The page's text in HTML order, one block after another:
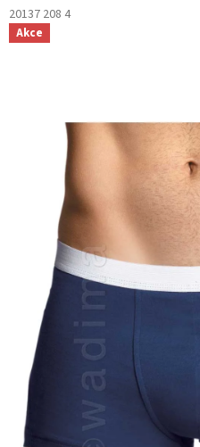
20137 208 4
Akce